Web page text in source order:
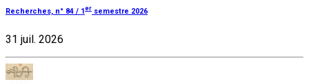
Recherches, n° 84 / 1 er semestre 2026
31 juil. 2026